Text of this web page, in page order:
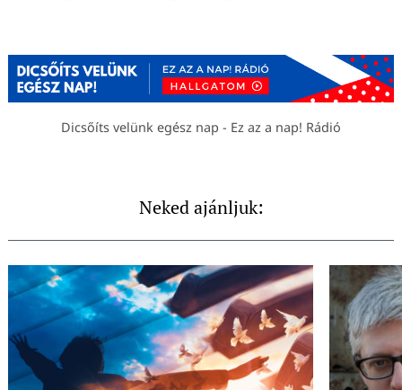
Dicsőíts velünk egész nap - Ez az a nap! Rádió
Neked ajánljuk: